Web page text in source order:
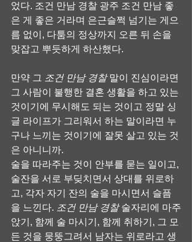
었다. 조건 만남 경찰 광주 조건 만남 좋
은 게 좋은 거라며 은근슬쩍 넘기는 게으
름 없이, 다툼의 정상까지 오른 뒤 손을
맞잡고 뿌듯하게 하산했다.
만약 그 조건 만남 경찰 말이 진심이라면
그 사람이 불행한 결혼 생활을 하고 있는
것이기에 무시해도 되는 것이고 정말 싱
글 라이프가 그리워서 하는 말이라면 누
구나 느끼는 것이기에 잘못 살고 있는 것
은 아니니까.
술을 따라주는 것이 안부를 묻는 일이고,
술잔을 서로 부딪치면서 상대를 위로하
고, 각자 자기 잔의 술을 마시면서 슬픔
을 느낀다. 조건 만남 경찰 술자리에 마주
앉기, 함께 술 마시기, 함께 취하기, 그 모
든 것을 뭉뚱그려서 남자는 위로라고 생